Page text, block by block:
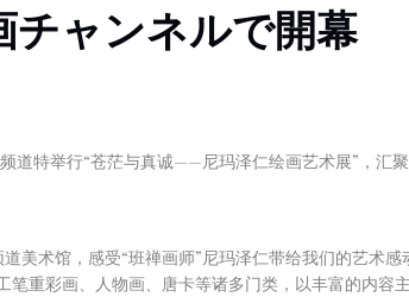
ャンネルで開幕
道特举行“苍茫与真诚——尼玛泽仁绘画艺术展”，汇
美术馆，感受“班禅画师”尼玛泽仁带给我们的艺术感
重彩画、人物画、唐卡等诸多门类，以丰富的内容